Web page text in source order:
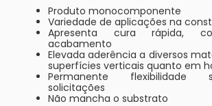
Produto monocomponente
Variedade de aplicações na
Apresenta cura rápida,
acabamento
Elevada aderência a diversos
superfícies verticais quanto em
Permanente flexibilidade
solicitações
Não mancha o substrato